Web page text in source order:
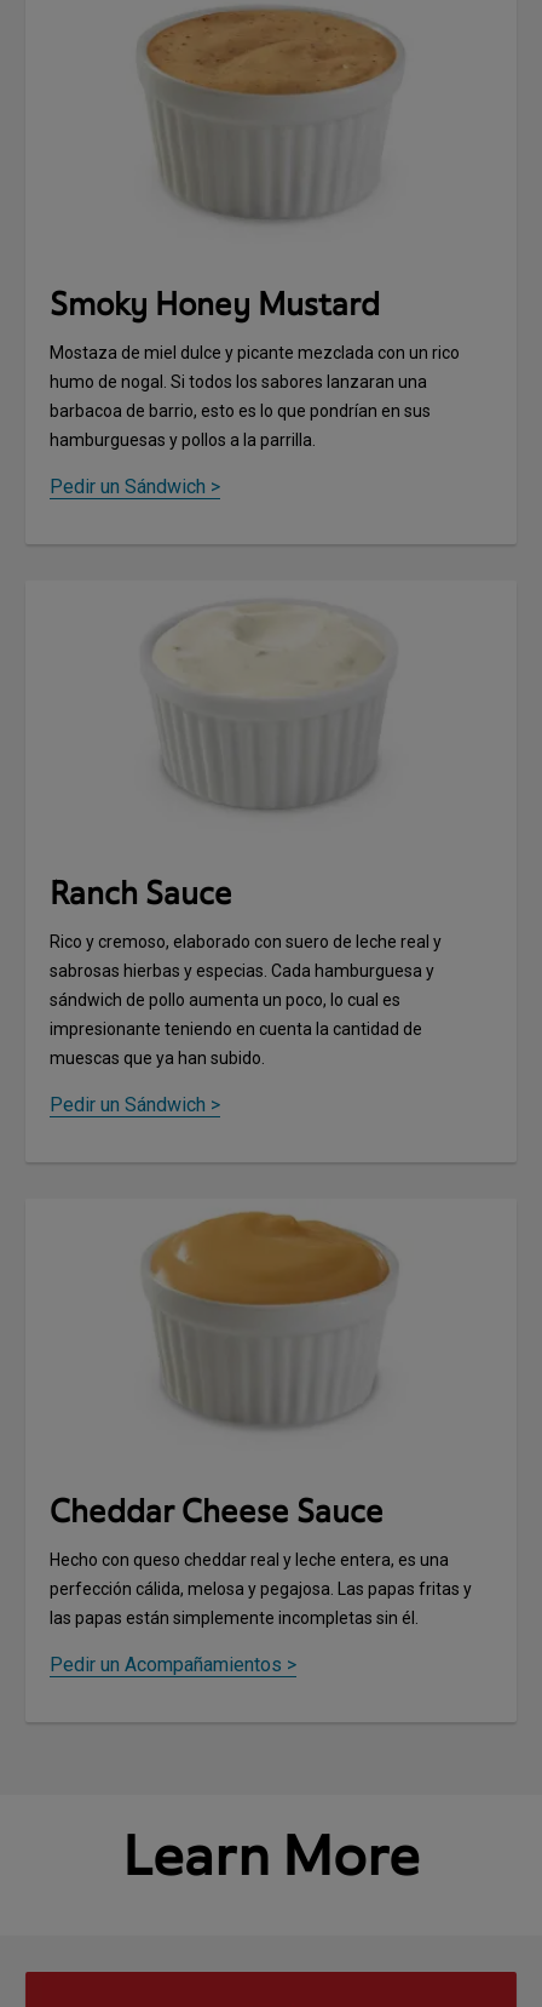
Smoky Honey Mustard
Mostaza de miel dulce y picante mezclada con un rico
humo de nogal. Si todos los sabores lanzaran una
barbacoa de barrio, esto es lo que pondrían en sus
hamburguesas y pollos a la parrilla.
Pedir un Sándwich >
Ranch Sauce
Rico y cremoso, elaborado con suero de leche real y
sabrosas hierbas y especias. Cada hamburguesa y
sándwich de pollo aumenta un poco, lo cual es
impresionante teniendo en cuenta la cantidad de
muescas que ya han subido.
Pedir un Sándwich >
Cheddar Cheese Sauce
Hecho con queso cheddar real y leche entera, es una
perfección cálida, melosa y pegajosa. Las papas fritas y
las papas están simplemente incompletas sin él.
Pedir un Acompañamientos >
Learn More